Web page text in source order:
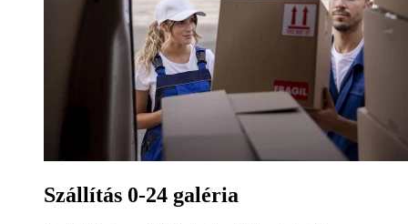
Szállítás 0-24 galéria